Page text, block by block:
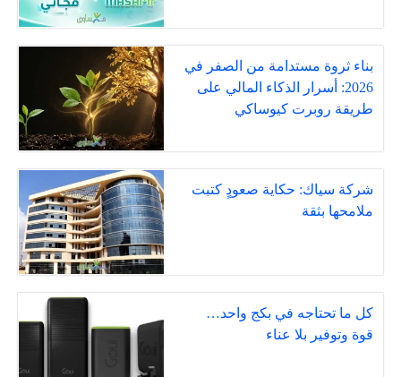
بناء ثروة مستدامة من الصفر في
2026: أسرار الذكاء المالي على
طريقة روبرت كيوساكي
شركة سياك: حكاية صعودٍ كتبت
ملامحها بثقة
كل ما تحتاجه في بكج واحد…
قوة وتوفير بلا عناء